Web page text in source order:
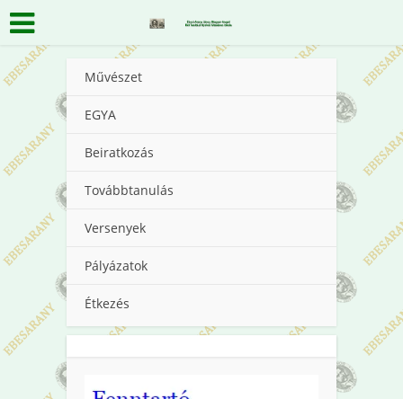
Művészet
EGYA
Beiratkozás
Továbbtanulás
Versenyek
Pályázatok
Étkezés